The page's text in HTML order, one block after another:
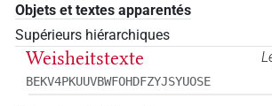
Objets et textes apparentés
Supérieurs hiérarchiques
Weisheitstexte
BEKV4PKUUVBWFOHDFZYJSYUOSE